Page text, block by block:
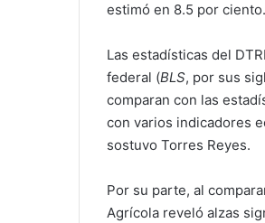
estimó en 8.5 por ciento.
Las estadísticas del
federal (BLS, por sus
comparan con las
con varios indicadores
sostuvo Torres Reyes.
Por su parte, al
Agrícola reveló alzas